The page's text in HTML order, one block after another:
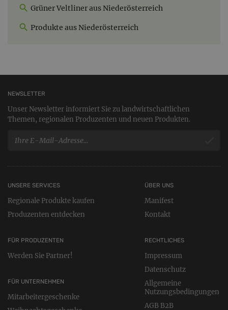
Grüner Veltliner aus Niederösterreich
Produkte aus Niederösterreich
NEWSLETTER
Unser Newsletter informiert Sie zu landwirtschaftlichen
Themen, regionalen Produzenten und neuen Produkten.
UNSERE SERVICES
Regionale Produkte kaufen
Produzenten entdecken
FÜR PRODUZENTEN
Werden Sie Partner!
FÜR UNTERNEHMEN
Mitarbeitergeschenke
RECHTLICHES
Impressum
Datenschutz
Allgemeine
Nutzungsbedingungen
AGB B2B
ÜBER UNS
Manifest
Kontakt